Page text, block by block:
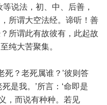
说法，初、中、后善，
所谓大空法经。谛听！善
所谓此有故彼有，此起故
纯大苦聚集。
死？老死属谁？’彼则答
是我。’所言：‘命即是
，而说有种种。若见